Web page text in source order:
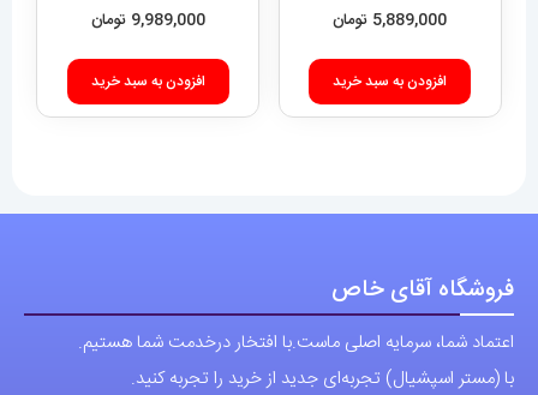
5,889,000 تومان
افزودن به سبد خرید
BIG BANG 020992
9,989,000 تومان
افزودن به سبد خرید
فروشگاه آقای خاص
اعتماد شما، سرمایه اصلی ماست.با افتخار درخدمت شما هستیم.
با (مستر اسپشیال) تجربه‌ای جدید از خرید را تجربه کنید.